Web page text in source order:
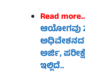
Read
ಆಯೋಗವು
ಅಧಿವೇಶನದ
ಅರ್ಜಿ,
ಇಲ್ಲಿದೆ..